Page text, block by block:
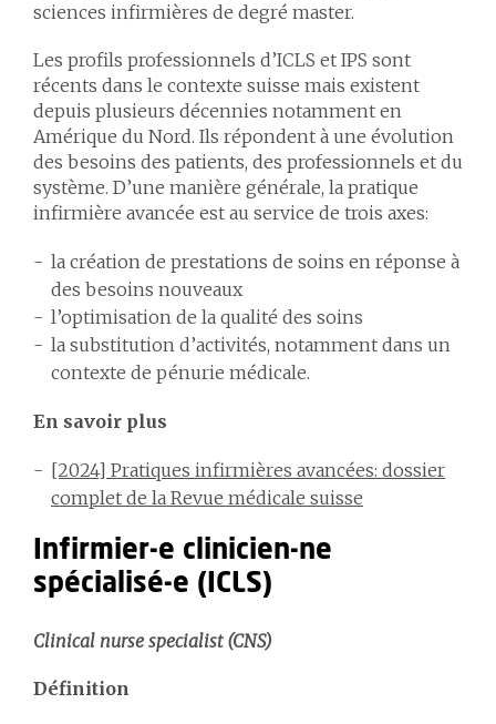
sciences infirmières de degré master.
Les profils professionnels d’ICLS et IPS sont
récents dans le contexte suisse mais existent
depuis plusieurs décennies notamment en
Amérique du Nord. Ils répondent à une évolution
des besoins des patients, des professionnels et du
système. D’une manière générale, la pratique
infirmière avancée est au service de trois axes:
la création de prestations de soins en réponse à
des besoins nouveaux
l’optimisation de la qualité des soins
la substitution d’activités, notamment dans un
contexte de pénurie médicale.
En savoir plus
[2024] Pratiques infirmières avancées: dossier
complet de la Revue médicale suisse
Infirmier-e clinicien-ne
spécialisé-e (ICLS)
Clinical nurse specialist (CNS)
Définition